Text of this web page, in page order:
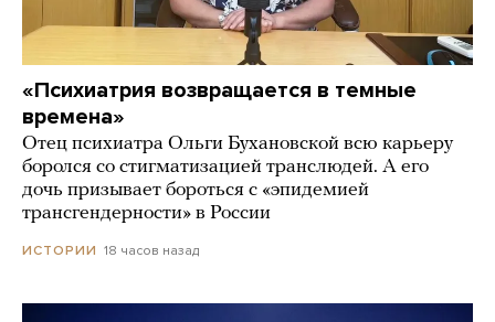
«Психиатрия возвращается в темные
времена»
Отец психиатра Ольги Бухановской всю карьеру
боролся со стигматизацией транслюдей. А его
дочь призывает бороться с «эпидемией
трансгендерности» в России
ИСТОРИИ 18 часов назад